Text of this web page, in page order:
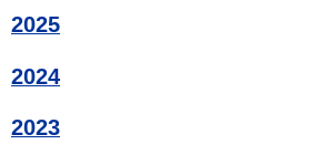
2025
2024
2023